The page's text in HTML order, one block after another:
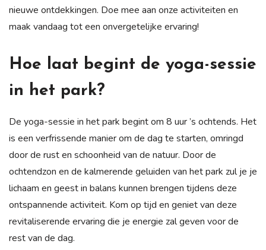
nieuwe ontdekkingen. Doe mee aan onze activiteiten en
maak vandaag tot een onvergetelijke ervaring!
Hoe laat begint de yoga-sessie
in het park?
De yoga-sessie in het park begint om 8 uur ’s ochtends. Het
is een verfrissende manier om de dag te starten, omringd
door de rust en schoonheid van de natuur. Door de
ochtendzon en de kalmerende geluiden van het park zul je je
lichaam en geest in balans kunnen brengen tijdens deze
ontspannende activiteit. Kom op tijd en geniet van deze
revitaliserende ervaring die je energie zal geven voor de
rest van de dag.